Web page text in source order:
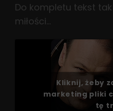
Do kompletu tekst
miłości…
Kliknij, żeby
marketing pliki
tę